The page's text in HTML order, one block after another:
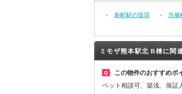
新町駅の賃貸 呉服
ミモザ熊本駅北 B棟に関
Q
この物件のおすすめポ
ペット相談可、築浅、保証